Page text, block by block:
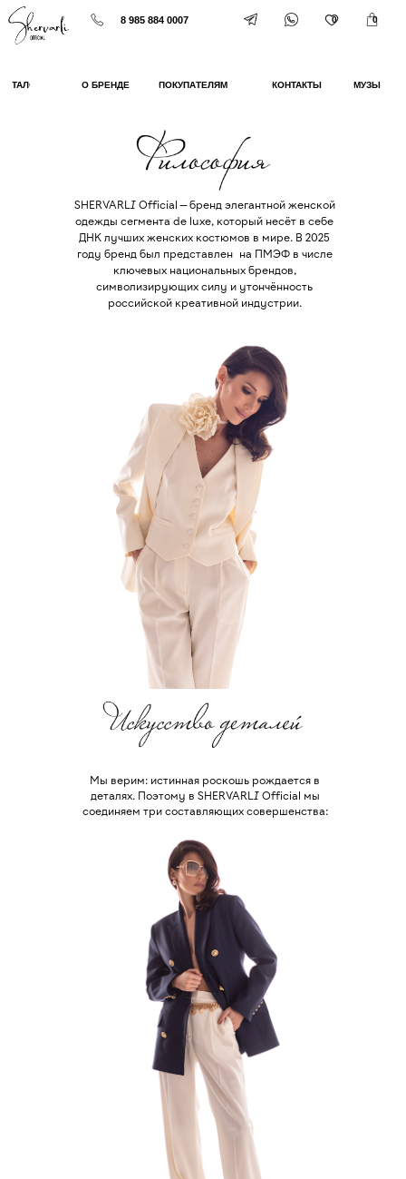
МУЗЫ
КАТАЛОГ О БРЕНДЕ ПОКУПАТЕЛЯМ КОНТАКТЫ
0
0
8 985 884 0007
SHERVARLI Official — бренд элегантной женской
одежды сегмента de luxe, который несёт в себе
ДНК лучших женских костюмов в мире. В 2025
году бренд был представлен на ПМЭФ в числе
ключевых национальных брендов,
символизирующих силу и утончённость
российской креативной индустрии.
Мы верим: истинная роскошь рождается в
деталях. Поэтому в SHERVARLI Official мы
соединяем три составляющих совершенства: